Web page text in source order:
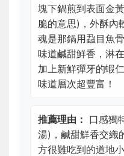
塊下鍋煎到表面金
脆的意思)，外酥內
魂是那鍋用蝨目魚
味道鹹甜鮮香，淋
加上新鮮彈牙的蝦
味道層次超豐富！
推薦理由： 口感獨
湯)，鹹甜鮮香交織
方很難吃到的道地